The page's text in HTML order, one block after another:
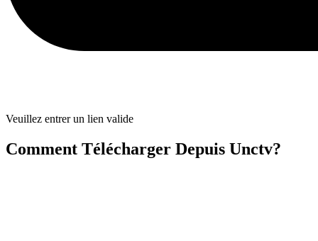
Veuillez entrer un lien valide
Comment Télécharger Depuis Unctv?